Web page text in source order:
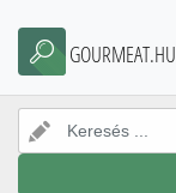
GOURMEAT.HU